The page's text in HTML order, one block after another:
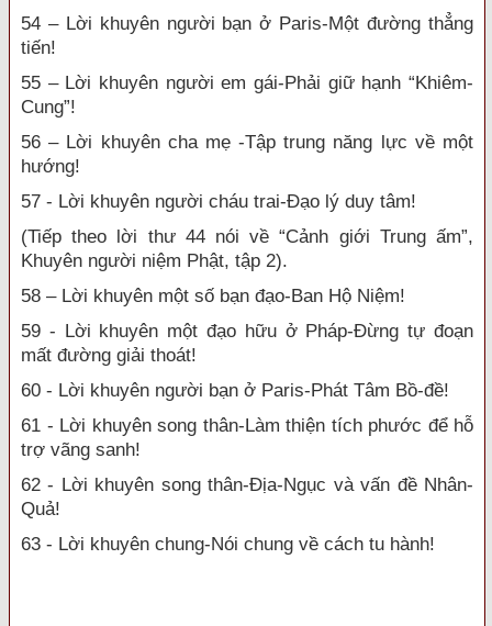
54 – Lời khuyên người bạn ở Paris-Một đường thẳng
tiến!
55 – Lời khuyên người em gái-Phải giữ hạnh “Khiêm-
Cung”!
56 – Lời khuyên cha mẹ -Tập trung năng lực về một
hướng!
57 - Lời khuyên người cháu trai-Đạo lý duy tâm!
(Tiếp theo lời thư 44 nói về “Cảnh giới Trung ấm”,
Khuyên người niệm Phật, tập 2).
58 – Lời khuyên một số bạn đạo-Ban Hộ Niệm!
59 - Lời khuyên một đạo hữu ở Pháp-Đừng tự đoạn
mất đường giải thoát!
60 - Lời khuyên người bạn ở Paris-Phát Tâm Bồ-đề!
61 - Lời khuyên song thân-Làm thiện tích phước để hỗ
trợ vãng sanh!
62 - Lời khuyên song thân-Địa-Ngục và vấn đề Nhân-
Quả!
63 - Lời khuyên chung-Nói chung về cách tu hành!